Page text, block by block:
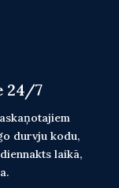
24/7
durvju kodu,
laikā,